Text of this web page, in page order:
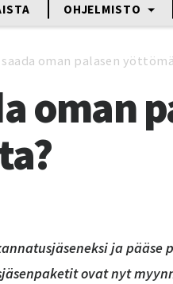
OHJELMISTO
oman palasen
oman
ja pääse
ovat nyt